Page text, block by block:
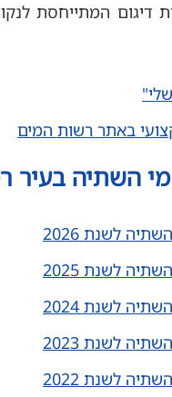
דיגום המתייחסת
באתר רשות המים
השתיה בעיר
לשנת 2026
לשנת 2025
לשנת 2024
לשנת 2023
לשנת 2022